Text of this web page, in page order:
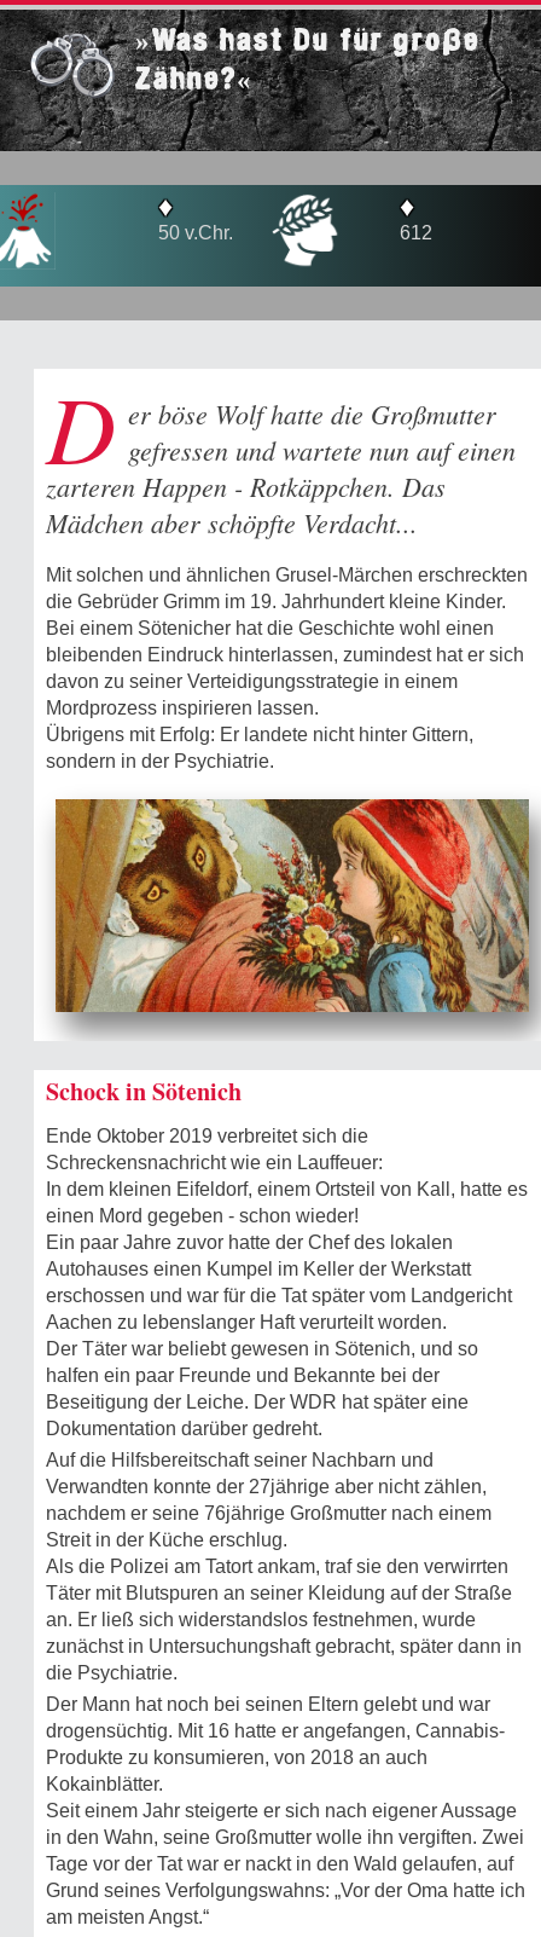
»Was hast Du für große
Zähne?«
50 v.Chr. 612
D er böse Wolf hatte die Großmutter
gefressen und wartete nun auf einen
zarteren Happen - Rotkäppchen. Das
Mädchen aber schöpfte Verdacht...
Mit solchen und ähnlichen Grusel-Märchen erschreckten
die Gebrüder Grimm im 19. Jahrhundert kleine Kinder.
Bei einem Sötenicher hat die Geschichte wohl einen
bleibenden Eindruck hinterlassen, zumindest hat er sich
davon zu seiner Verteidigungsstrategie in einem
Mordprozess inspirieren lassen.
Übrigens mit Erfolg: Er landete nicht hinter Gittern,
sondern in der Psychiatrie.
Schock in Sötenich
Ende Oktober 2019 verbreitet sich die
Schreckensnachricht wie ein Lauffeuer:
In dem kleinen Eifeldorf, einem Ortsteil von Kall, hatte es
einen Mord gegeben - schon wieder!
Ein paar Jahre zuvor hatte der Chef des lokalen
Autohauses einen Kumpel im Keller der Werkstatt
erschossen und war für die Tat später vom Landgericht
Aachen zu lebenslanger Haft verurteilt worden.
Der Täter war beliebt gewesen in Sötenich, und so
halfen ein paar Freunde und Bekannte bei der
Beseitigung der Leiche. Der WDR hat später eine
Dokumentation darüber gedreht.
Auf die Hilfsbereitschaft seiner Nachbarn und
Verwandten konnte der 27jährige aber nicht zählen,
nachdem er seine 76jährige Großmutter nach einem
Streit in der Küche erschlug.
Als die Polizei am Tatort ankam, traf sie den verwirrten
Täter mit Blutspuren an seiner Kleidung auf der Straße
an. Er ließ sich widerstandslos festnehmen, wurde
zunächst in Untersuchungshaft gebracht, später dann in
die Psychiatrie.
Der Mann hat noch bei seinen Eltern gelebt und war
drogensüchtig. Mit 16 hatte er angefangen, Cannabis-
Produkte zu konsumieren, von 2018 an auch
Kokainblätter.
Seit einem Jahr steigerte er sich nach eigener Aussage
in den Wahn, seine Großmutter wolle ihn vergiften. Zwei
Tage vor der Tat war er nackt in den Wald gelaufen, auf
Grund seines Verfolgungswahns: „Vor der Oma hatte ich
am meisten Angst.“